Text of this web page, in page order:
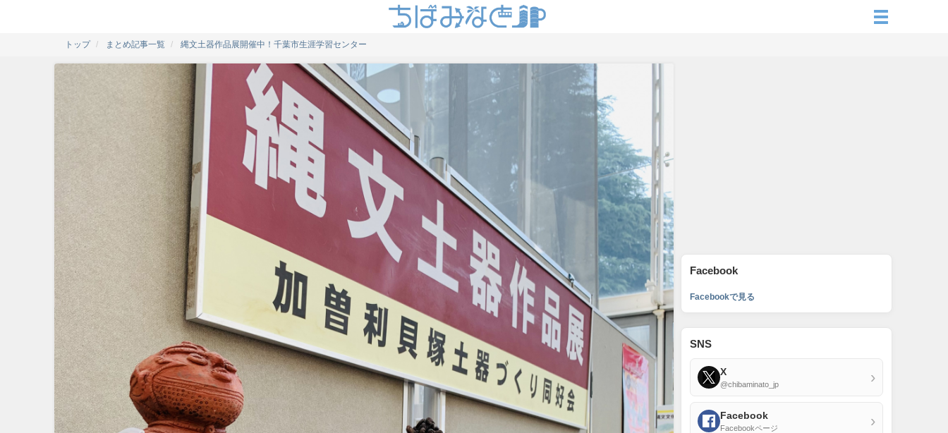
トップ まとめ記事一覧 縄文土器作品展開催中！千葉市生涯学習センター
Facebook
Facebookで見る
SNS
X
@chibaminato_jp ›
Facebook
Facebookページ ›